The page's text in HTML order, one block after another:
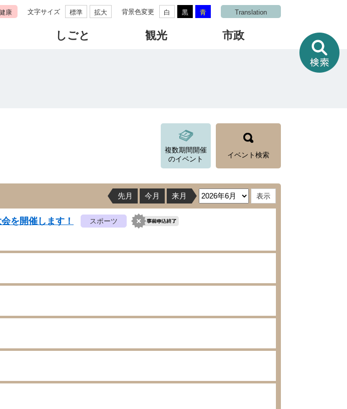
康 文字サイズ 標準 拡大 背景色変更 白 黒 青 Translation
しごと 観光 市政
情
報
を
複数期間開催
のイベント
イベント検索
先月 今月 来月
を開催します！ スポーツ